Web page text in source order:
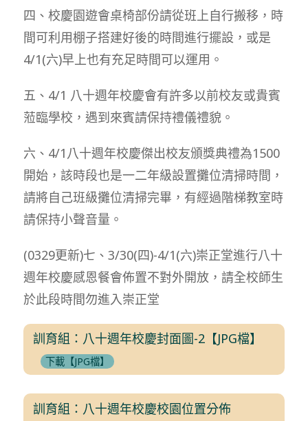
四、校慶園遊會桌椅部份請從班上自行搬移，時
間可利用棚子搭建好後的時間進行擺設，或是
4/1(六)早上也有充足時間可以運用。
五、4/1 八十週年校慶會有許多以前校友或貴賓
蒞臨學校，遇到來賓請保持禮儀禮貌。
六、4/1八十週年校慶傑出校友頒獎典禮為1500
開始，該時段也是一二年級設置攤位清掃時間，
請將自己班級攤位清掃完畢，有經過階梯教室時
請保持小聲音量。
(0329更新)七、3/30(四)-4/1(六)崇正堂進行八十
週年校慶感恩餐會佈置不對外開放，請全校師生
於此段時間勿進入崇正堂
訓育組：八十週年校慶封面圖-2【JPG檔】
下載【JPG檔】
訓育組：八十週年校慶校園位置分佈